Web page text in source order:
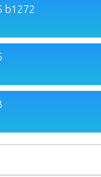
b1272